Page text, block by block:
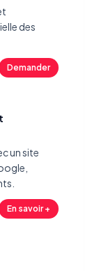
des
Demander
un site
En savoir +